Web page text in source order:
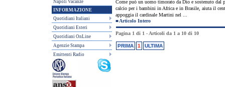
Napoli Vacanze
INFORMAZIONE
Quotidiani Italiani
Quotidiani Esteri
Quotidiani OnLine
Agenzie Stampa
Emittenti Radio
Come può un uomo timorato da Dio e sostenuto dal
calcio per i bambini in Africa e in Brasile, aiuta il
appoggia il cardinale Martini nel ...
■ Articolo Intero
Pagina 1 di 1 - Articoli da 1 a 10 di 10
PRIMA 1 ULTIMA